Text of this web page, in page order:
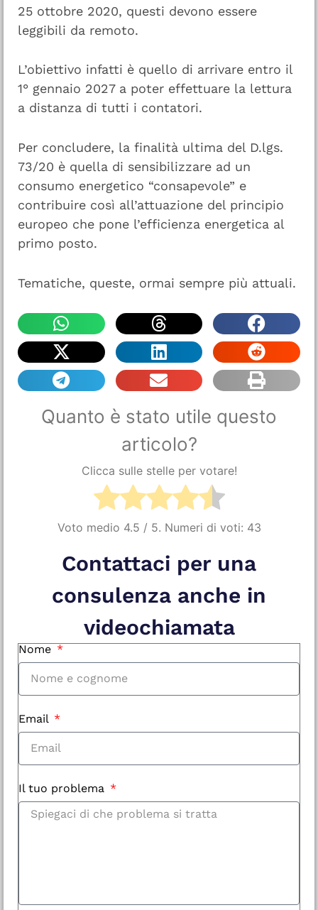
25 ottobre 2020, questi devono essere
leggibili da remoto.
L’obiettivo infatti è quello di arrivare entro il
1° gennaio 2027 a poter effettuare la lettura
a distanza di tutti i contatori.
Per concludere, la finalità ultima del D.lgs.
73/20 è quella di sensibilizzare ad un
consumo energetico “consapevole” e
contribuire così all’attuazione del principio
europeo che pone l’efficienza energetica al
primo posto.
Tematiche, queste, ormai sempre più attuali.
Quanto è stato utile questo
articolo?
Clicca sulle stelle per votare!
Voto medio 4.5 / 5. Numeri di voti: 43
Contattaci per una
consulenza anche in
videochiamata
Nome
Email
Il tuo problema